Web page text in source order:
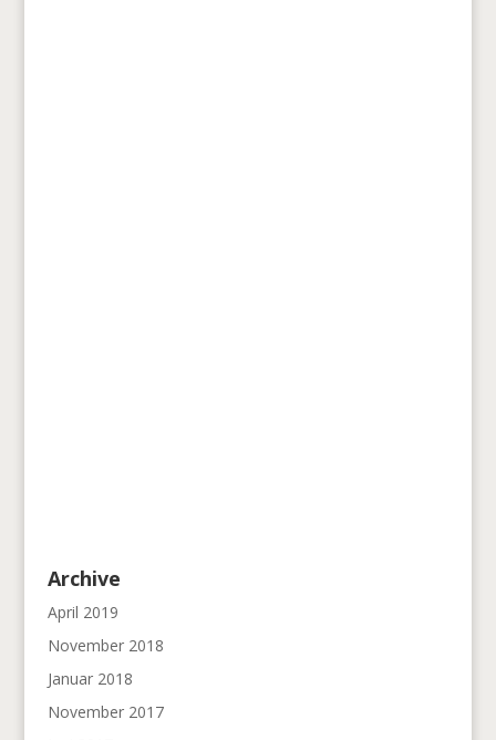
Archive
April 2019
November 2018
Januar 2018
November 2017